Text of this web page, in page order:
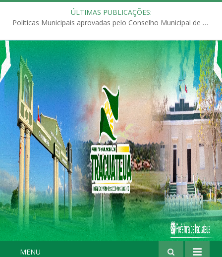
ÚLTIMAS PUBLICAÇÕES:
Políticas Municipais aprovadas pelo Conselho Municipal de Educação (CME)
MENU